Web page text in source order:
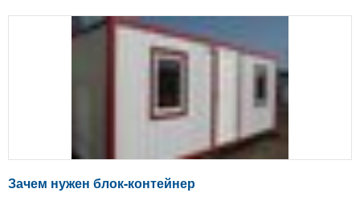
Зачем нужен блок-контейнер